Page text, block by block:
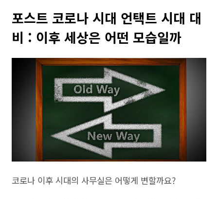
포스트 코로나 시대 언택트 시대 대
비 : 이후 세상은 어떤 모습일까
코로나 이후 시대의 사무실은 어떻게 변할까요?